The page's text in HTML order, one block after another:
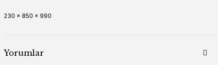
230 x 850 x 990
Yorumlar